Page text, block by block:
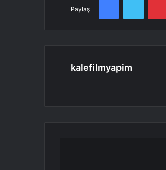
Paylaş
kalefilmyapim